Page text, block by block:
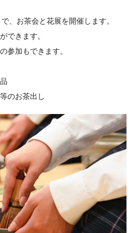
、お茶会と花展を開催します。
できます。
参加もできます。
のお茶出し